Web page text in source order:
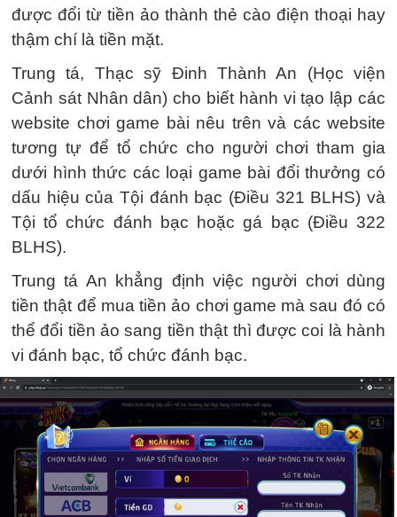
được đổi từ tiền ảo thành thẻ cào điện thoại hay
thậm chí là tiền mặt.
Trung tá, Thạc sỹ Đinh Thành An (Học viện
Cảnh sát Nhân dân) cho biết hành vi tạo lập các
website chơi game bài nêu trên và các website
tương tự để tổ chức cho người chơi tham gia
dưới hình thức các loại game bài đổi thưởng có
dấu hiệu của Tội đánh bạc (Điều 321 BLHS) và
Tội tổ chức đánh bạc hoặc gá bạc (Điều 322
BLHS).
Trung tá An khẳng định việc người chơi dùng
tiền thật để mua tiền ảo chơi game mà sau đó có
thể đổi tiền ảo sang tiền thật thì được coi là hành
vi đánh bạc, tổ chức đánh bạc.